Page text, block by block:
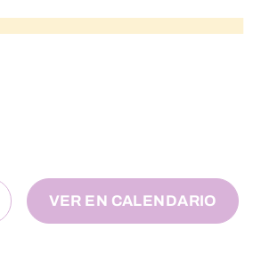
VER EN CALENDARIO